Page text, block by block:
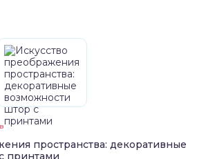
пространства: декоративные